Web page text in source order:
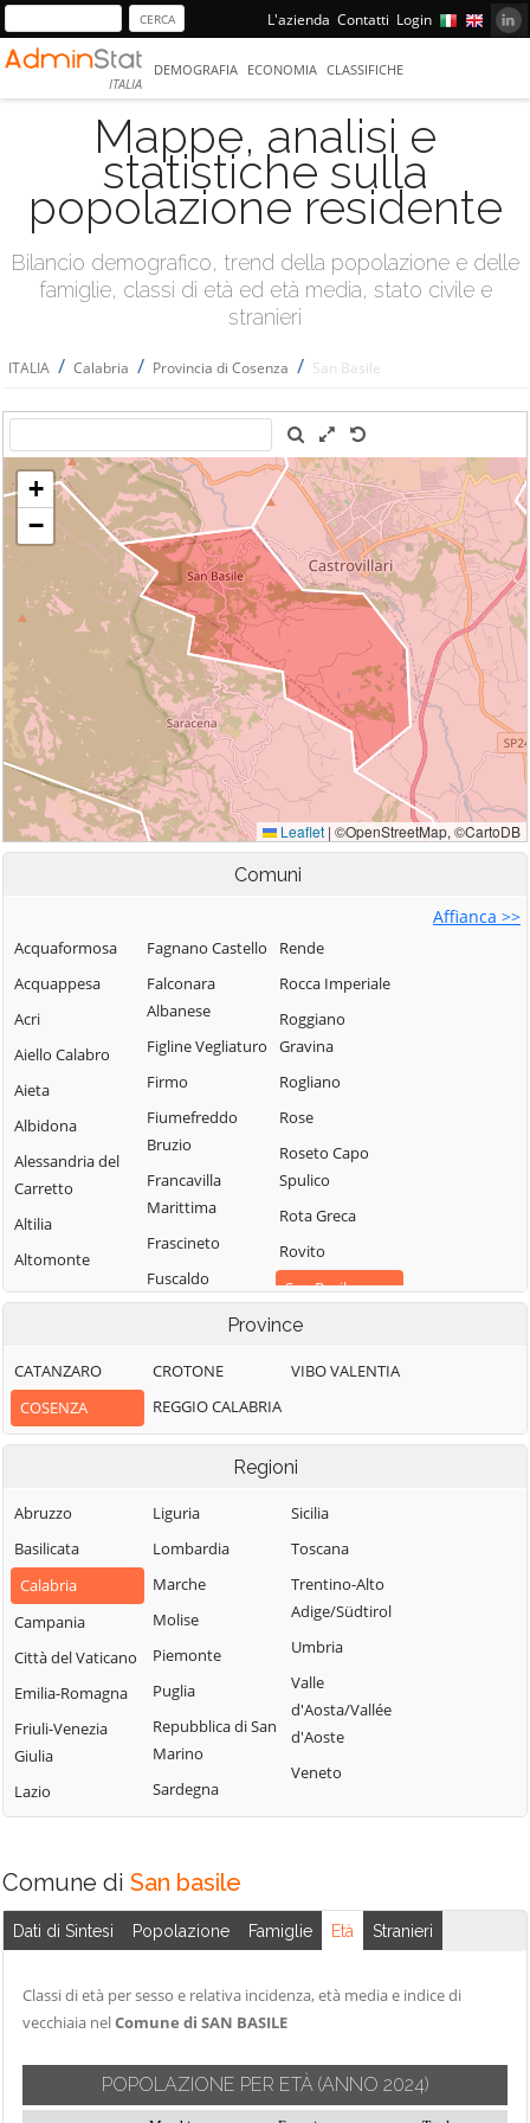
L'azienda Contatti Login
ITALIA
DEMOGRAFIA ECONOMIA CLASSIFICHE
Mappe, analisi e
statistiche sulla
popolazione residente
Bilancio demografico, trend della popolazione e delle
famiglie, classi di età ed età media, stato civile e
stranieri
ITALIA / Calabria / Provincia di Cosenza / San Basile
Comuni
Affianca >>
Acquaformosa
Acquappesa
Acri
Aiello Calabro
Aieta
Albidona
Alessandria del
Carretto
Altilia
Altomonte
Amantea
Aprigliano
Belmonte
Calabro
Bianchi
Bisignano
Bocchigliero
Bonifati
Buonvicino
Calopezzati
Cariati
Carolei
Carpanzano
Casali del Manco
Cassano all'Ionio
Castiglione
Fagnano Castello
Falconara
Albanese
Figline Vegliaturo
Firmo
Fiumefreddo
Bruzio
Francavilla
Marittima
Frascineto
Fuscaldo
Piemontese
Lago
Laino Castello
Lappano
Lattarico
Longobardi
Longobucco
Lungro
Luzzi
Mandatoriccio
Mangone
Marano
Marano
Principato
Marzi
Mendicino
Rende
Rocca Imperiale
Roggiano
Gravina
Rogliano
Rose
Roseto Capo
Spulico
Rota Greca
Rovito
San Basile
San Benedetto
Albanese
San Demetrio
Corone
San Donato di
Ninea
San Fili
San Giorgio
Albanese
San Giovanni in
Fiore
San Lorenzo
Bellizzi
Argentano
Finita
San Nicola Arcella
Amantea
Province
CATANZARO
COSENZA
CROTONE
REGGIO CALABRIA
VIBO VALENTIA
Regioni
Abruzzo
Basilicata
Calabria
Campania
Città del Vaticano
Emilia-Romagna
Friuli-Venezia
Giulia
Lazio
Liguria
Lombardia
Marche
Molise
Piemonte
Puglia
Repubblica di San
Marino
Sardegna
Sicilia
Toscana
Trentino-Alto
Adige/Südtirol
Umbria
Valle
d'Aosta/Vallée
d'Aoste
Veneto
Comune di San basile
Dati di Sintesi Popolazione Famiglie Età Stranieri
Classi di età per sesso e relativa incidenza, età media e indice di
vecchiaia nelComune di SAN BASILE
POPOLAZIONE PER ETÀ (ANNO 2024)